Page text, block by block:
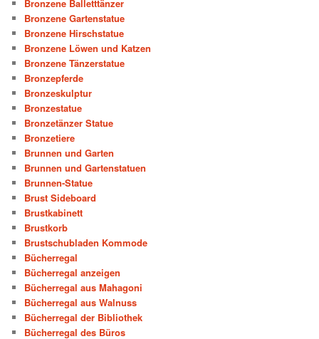
Bronzene Balletttänzer
Bronzene Gartenstatue
Bronzene Hirschstatue
Bronzene Löwen und Katzen
Bronzene Tänzerstatue
Bronzepferde
Bronzeskulptur
Bronzestatue
Bronzetänzer Statue
Bronzetiere
Brunnen und Garten
Brunnen und Gartenstatuen
Brunnen-Statue
Brust Sideboard
Brustkabinett
Brustkorb
Brustschubladen Kommode
Bücherregal
Bücherregal anzeigen
Bücherregal aus Mahagoni
Bücherregal aus Walnuss
Bücherregal der Bibliothek
Bücherregal des Büros